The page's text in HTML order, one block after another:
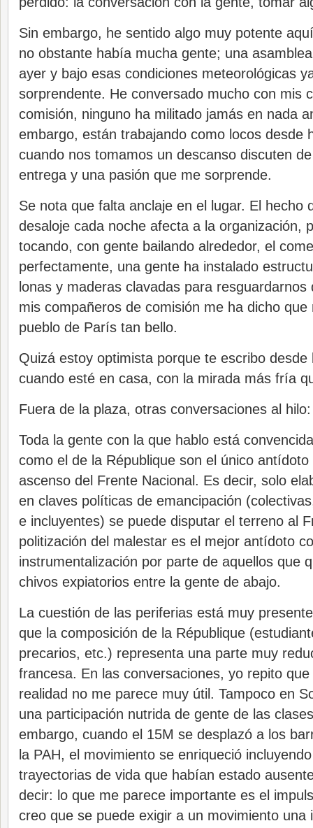
Sin embargo, he sentido algo muy potente
no obstante había mucha gente; una
ayer y bajo esas condiciones meteorológicas
sorprendente. He conversado mucho con mis
comisión, ninguno ha militado jamás en nada
embargo, están trabajando como locos desde
cuando nos tomamos un descanso discuten
entrega y una pasión que me sorprende.
Se nota que falta anclaje en el lugar. El hecho
desaloje cada noche afecta a la organización,
tocando, con gente bailando alrededor, el
perfectamente, una gente ha instalado
lonas y maderas clavadas para resguardarnos
mis compañeros de comisión me ha dicho que
pueblo de París tan bello.
Quizá estoy optimista porque te escribo
cuando esté en casa, con la mirada más fría
Fuera de la plaza, otras conversaciones al hilo:
Toda la gente con la que hablo está
como el de la République son el único
ascenso del Frente Nacional. Es decir, solo
en claves políticas de emancipación
e incluyentes) se puede disputar el terreno al
politización del malestar es el mejor antídoto
instrumentalización por parte de aquellos que
chivos expiatorios entre la gente de abajo.
La cuestión de las periferias está muy
que la composición de la République
precarios, etc.) representa una parte muy
francesa. En las conversaciones, yo repito
realidad no me parece muy útil. Tampoco en
una participación nutrida de gente de las
embargo, cuando el 15M se desplazó a los
la PAH, el movimiento se enriqueció
trayectorias de vida que habían estado
decir: lo que me parece importante es el
creo que se puede exigir a un movimiento una